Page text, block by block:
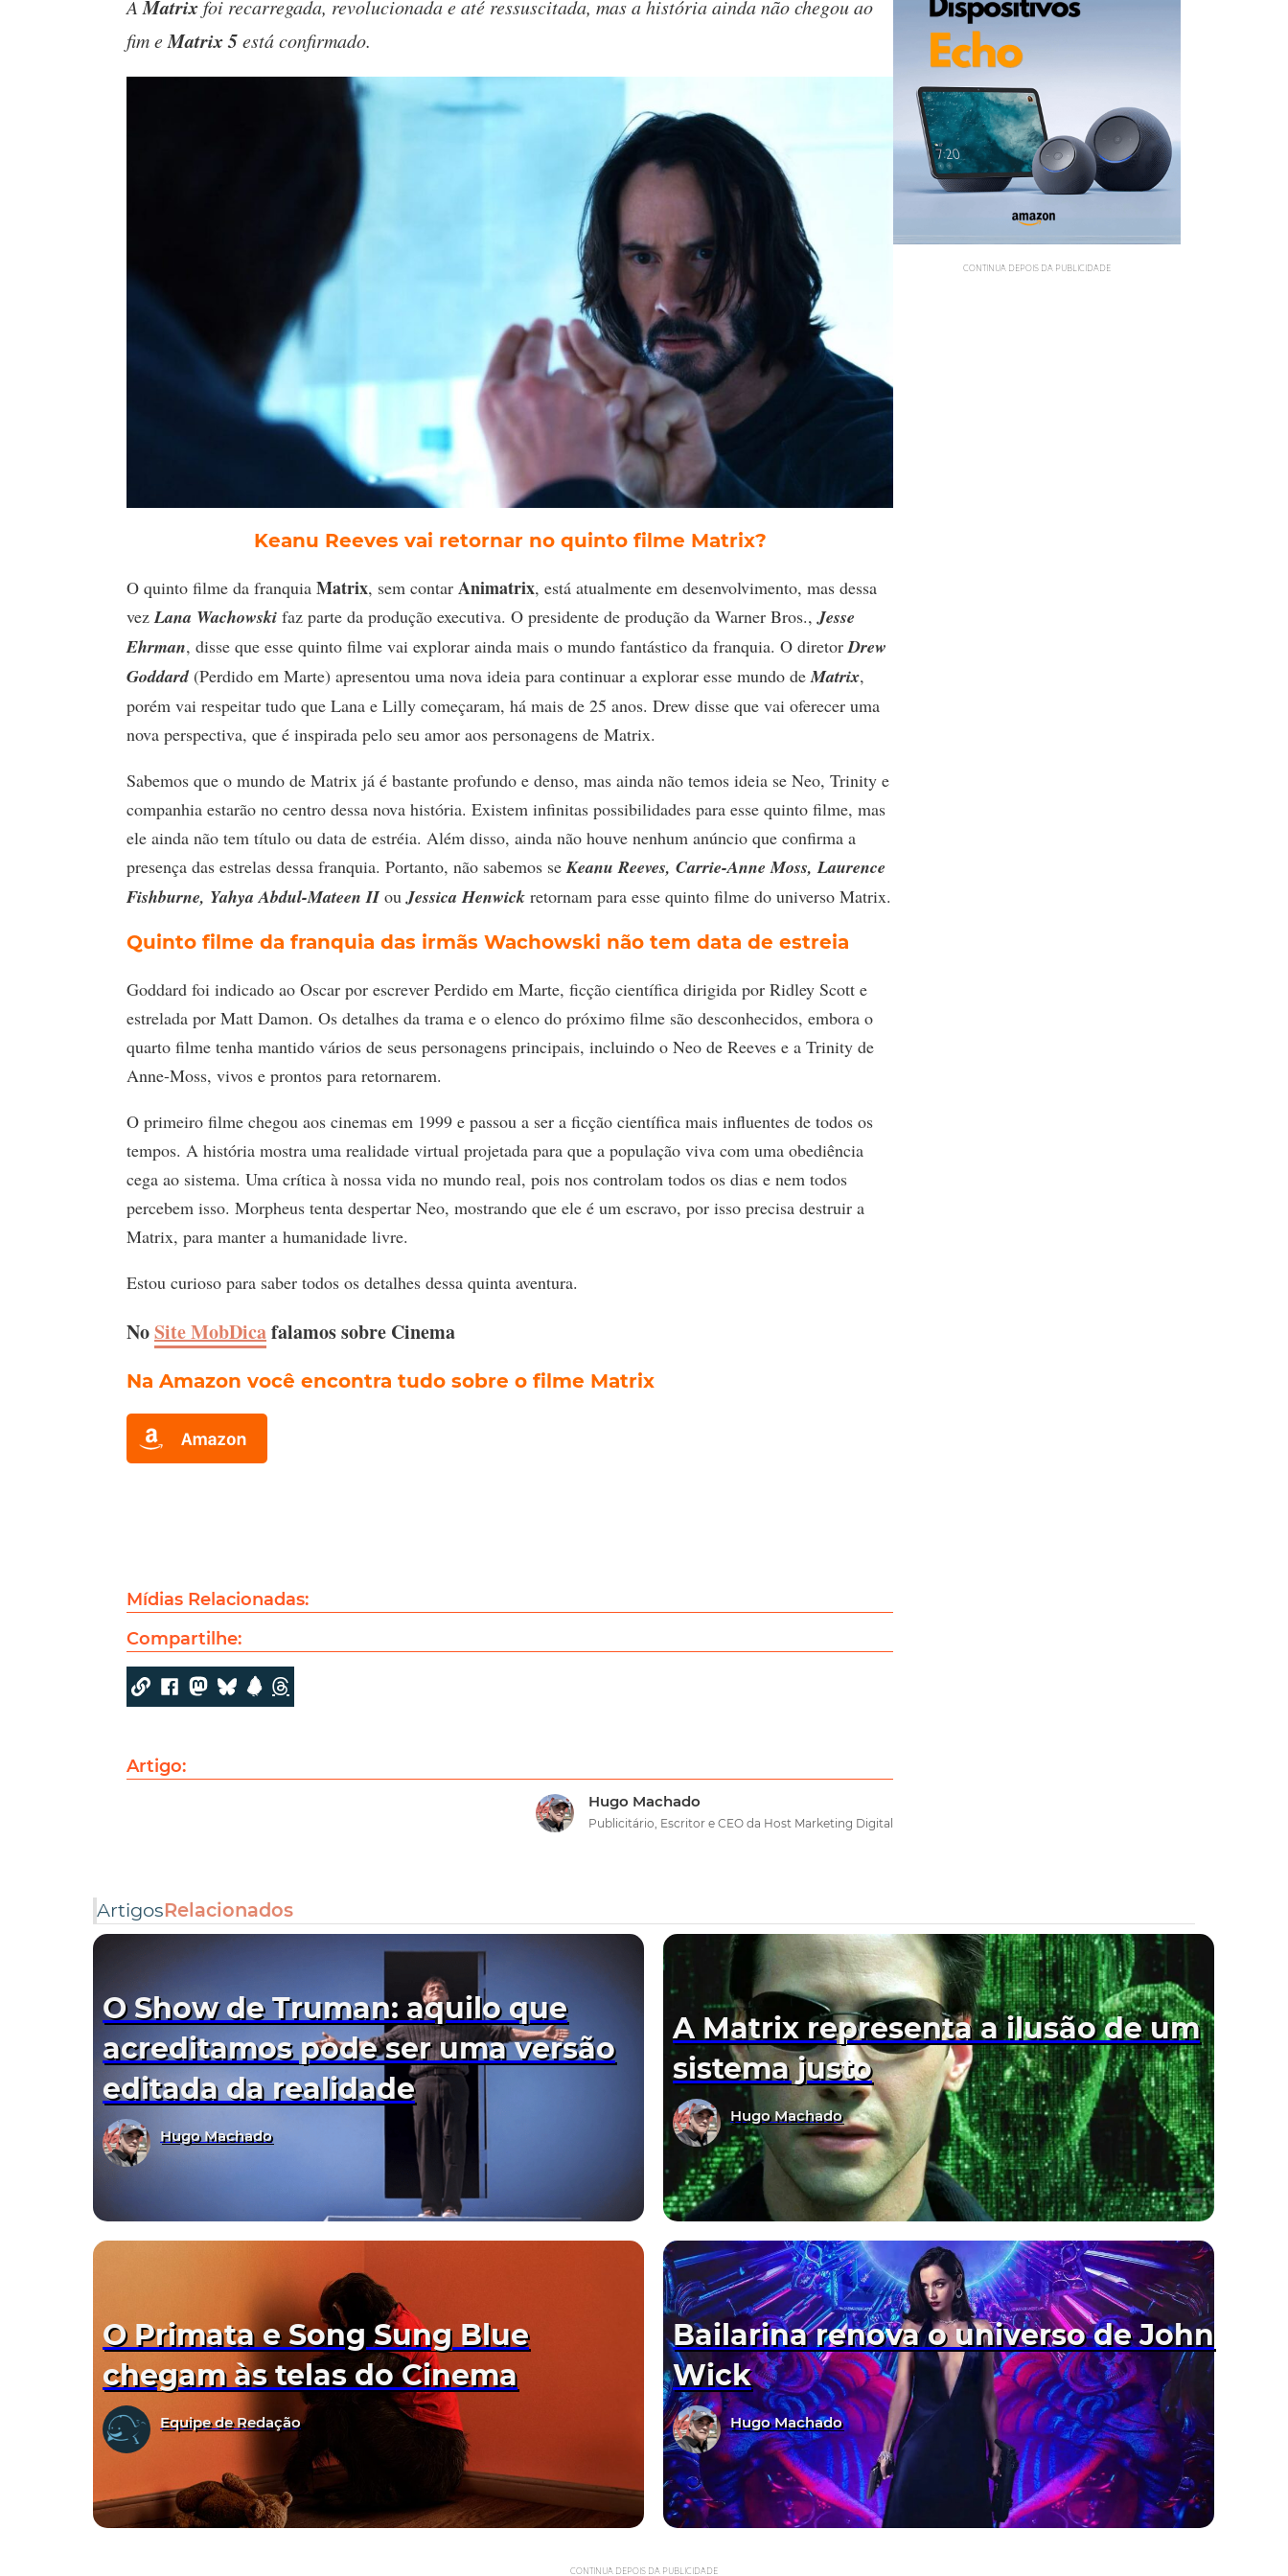
A Matrixfoi recarregada, revolucionada e até ressuscitada, mas a história ainda não chegou ao
fim eMatrix 5está confirmado.
Keanu Reeves vai retornar no quinto filme Matrix?
O quinto filme da franquia Matrix, sem contar Animatrix, está atualmente em desenvolvimento, mas dessa
vez Lana Wachowski faz parte da produção executiva. O presidente de produção da Warner Bros., Jesse
Ehrman, disse que esse quinto filme vai explorar ainda mais o mundo fantástico da franquia. O diretor Drew
Goddard(Perdido em Marte) apresentou uma nova ideia para continuar a explorar esse mundo de Matrix,
porém vai respeitar tudo que Lana e Lilly começaram, há mais de 25 anos. Drew disse que vai oferecer uma
nova perspectiva, que é inspirada pelo seu amor aos personagens de Matrix.
Sabemos que o mundo de Matrix já é bastante profundo e denso, mas ainda não temos ideia se Neo, Trinity e
companhia estarão no centro dessa nova história. Existem infinitas possibilidades para esse quinto filme, mas
ele ainda não tem título ou data de estréia. Além disso, ainda não houve nenhum anúncio que confirma a
presença das estrelas dessa franquia. Portanto, não sabemos se Keanu Reeves, Carrie-Anne Moss, Laurence
Fishburne, Yahya Abdul-Mateen IIou Jessica Henwick retornam para esse quinto filme do universo Matrix.
Quinto filme da franquia das irmãs Wachowski não tem data de estreia
Goddard foi indicado ao Oscar por escrever Perdido em Marte, ficção científica dirigida por Ridley Scott e
estrelada por Matt Damon. Os detalhes da trama e o elenco do próximo filme são desconhecidos, embora o
quarto filme tenha mantido vários de seus personagens principais, incluindo o Neo de Reeves e a Trinity de
Anne-Moss, vivos e prontos para retornarem.
O primeiro filme chegou aos cinemas em 1999 e passou a ser a ficção científica mais influentes de todos os
tempos. A história mostra uma realidade virtual projetada para que a população viva com uma obediência
cega ao sistema. Uma crítica à nossa vida no mundo real, pois nos controlam todos os dias e nem todos
percebem isso. Morpheus tenta despertar Neo, mostrando que ele é um escravo, por isso precisa destruir a
Matrix, para manter a humanidade livre.
Estou curioso para saber todos os detalhes dessa quinta aventura.
NoSite MobDicafalamos sobre Cinema
Na Amazon você encontra tudo sobre o filme Matrix
Mídias Relacionadas:
Compartilhe:
Artigo:
Hugo Machado
Publicitário, Escritor e CEO da Host Marketing Digital
CONTINUA DEPOIS DA PUBLICIDADE
ArtigosRelacionados
O Show de Truman: aquilo que
acreditamos pode ser uma versão
editada da realidade
Hugo Machado
A Matrix representa a ilusão de um
sistema justo
Hugo Machado
O Primata e Song Sung Blue
chegam às telas do Cinema
Equipe de Redação
Bailarina renova o universo de John
Wick
Hugo Machado
CONTINUA DEPOIS DA PUBLICIDADE